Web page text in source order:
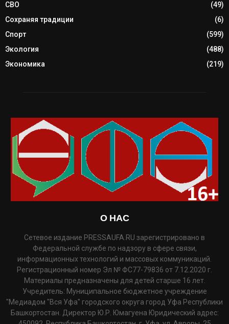
СВО
(49)
Сохраняя традиции
(6)
Спорт
(599)
Экология
(488)
Экономика
(219)
О НАС
Сетевое издание PRESSAUFA.RU зарегистрировано в
Федеральной службе по надзору в сфере связи,
информационных технологий и массовых коммуникаций.
Регистрационный номер Эл № ФС77-79836 от 7.12.2020 г.
Материалы предназначены для детей старше 16 лет.
Учредитель: Муниципальное бюджетное учреждение
"Медиадом "Вся Уфа" городского округа город Уфа Республики
Башкортостан. Директор Ю.Р. Юмагуена Юридический адрес: